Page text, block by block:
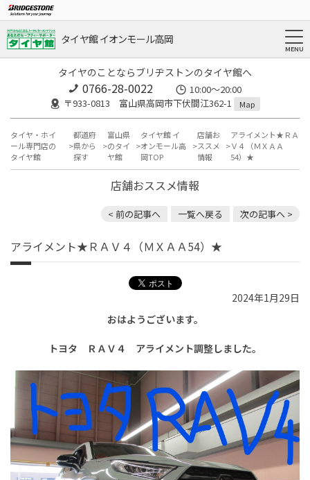
タイヤ館 イオンモール高岡
タイヤのことならブリヂストンのタイヤ館へ
0766-28-0022
10:00～20:00
〒933-0813 富山県高岡市下伏間江362-1
Map
タイヤ・ホイ
ール専門店の
タイヤ館
都道府
県から
探す
富山県
のタイ
ヤ館
タイヤ館 イ
オンモール高
岡TOP
店舗お
ススメ
情報
アライメント★ＲＡ
Ｖ４（ＭＸＡＡ
54）★
店舗おススメ情報
< 前の記事へ 一覧へ戻る 次の記事へ >
アライメント★ＲＡＶ４（ＭＸＡＡ54）★
2024年1月29日
おはようございます。
トヨタ ＲＡＶ４ アライメント調整しました。